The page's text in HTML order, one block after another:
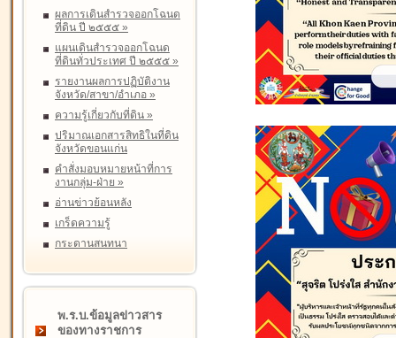
ผลการเดินสำรวจออกโฉนด
ที่ดิน ปี ๒๕๕๕ »
แผนเดินสำรวจออกโฉนด
ที่ดินทั่วประเทศ ปี ๒๕๕๕ »
รายงานผลการปฏิบัติงาน
จังหวัด/สาขา/อำเภอ »
ความรู้เกี่ยวกับที่ดิน »
ปริมาณเอกสารสิทธิในที่ดิน
จังหวัดขอนแก่น
คำสั่งมอบหมายหน้าที่การ
งานกลุ่ม-ฝ่าย »
อ่านข่าวย้อนหลัง
เกร็ดความรู้
กระดานสนทนา
พ.ร.บ.ข้อมูลข่าวสาร
ของทางราชการ